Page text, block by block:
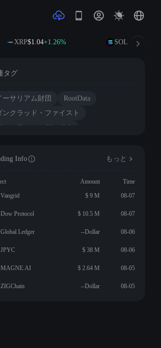
XRP$1.04+1.26% SOL$75.92
タグ
ーサリアム財団
RootData
ンクラッド・ファイスト
ャスティン・ドレイク
Info もっと
Amount
Time
Vangrid
$ 9 M 08-07
Dow Protocol $ 10.5 M 08-07
Global Ledger --Dollar 08-06
JPYC $ 38 M 08-06
MAGNE.AI $ 2.64 M 08-05
ZIGChain --Dollar 08-05